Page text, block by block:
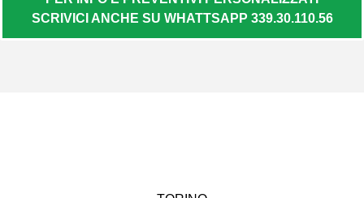
SCRIVICI ANCHE SU WHATTSAPP 339.30.110.56